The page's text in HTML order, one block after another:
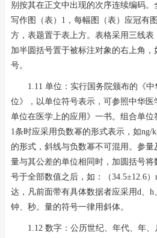
别按其在正文中出现的次序连续编码。
写作图（表）1，每幅图（表）应冠有
方，表题置于表上方。表格采用三线
加半圆括号置于被标注对象的右上角
号。
1.11 单位：实行国务院颁布的《
位》，以单位符号表示，可参照中华
单位在医学上的应用》一书。组合单
1条时应采用负数幂的形式表示，如ng/
的形式，斜线与负数幂不可混用。参
量与其公差的单位相同时，加圆括号
号于全部数值之后，如：（34.5±12.6
达，凡前面带有具体数据者应采用d、
钟、秒。量的符号一律用斜体。
1.12 数字：公历世纪、年代、年